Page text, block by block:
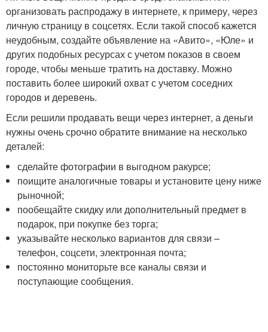
организовать распродажу в интернете, к примеру, через
личную страницу в соцсетях. Если такой способ кажется
неудобным, создайте объявление на «Авито», «Юле» и
других подобных ресурсах с учетом показов в своем
городе, чтобы меньше тратить на доставку. Можно
поставить более широкий охват с учетом соседних
городов и деревень.
Если решили продавать вещи через интернет, а деньги
нужны очень срочно обратите внимание на несколько
деталей:
сделайте фотографии в выгодном ракурсе;
поищите аналогичные товары и установите цену ниже
рыночной;
пообещайте скидку или дополнительный предмет в
подарок, при покупке без торга;
указывайте несколько вариантов для связи –
телефон, соцсети, электронная почта;
постоянно мониторьте все каналы связи и
поступающие сообщения.